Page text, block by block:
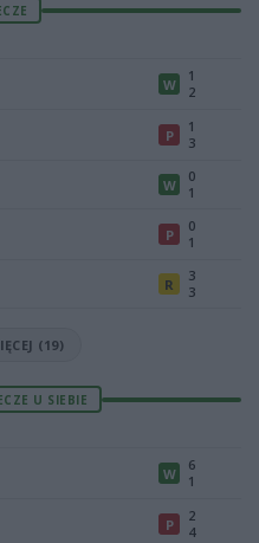
W
1
2
P
1
3
W
0
1
P
0
1
R
3
3
(19)
U SIEBIE
W
6
1
P
2
4